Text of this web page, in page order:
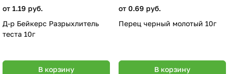
от 1.19 руб.
Д-р Бейкерс Разрыхлитель
теста 10г
В корзину
от 0.69 руб.
Перец черный молотый 10г
В корзину